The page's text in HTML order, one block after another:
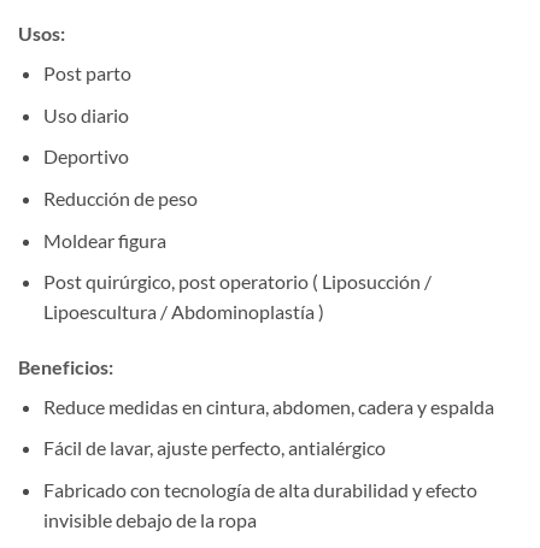
Usos:
Post parto
Uso diario
Deportivo
Reducción de peso
Moldear figura
Post quirúrgico, post operatorio ( Liposucción /
Lipoescultura / Abdominoplastía )
Beneficios:
Reduce medidas en cintura, abdomen, cadera y espalda
Fácil de lavar, ajuste perfecto, antialérgico
Fabricado con tecnología de alta durabilidad y efecto
invisible debajo de la ropa